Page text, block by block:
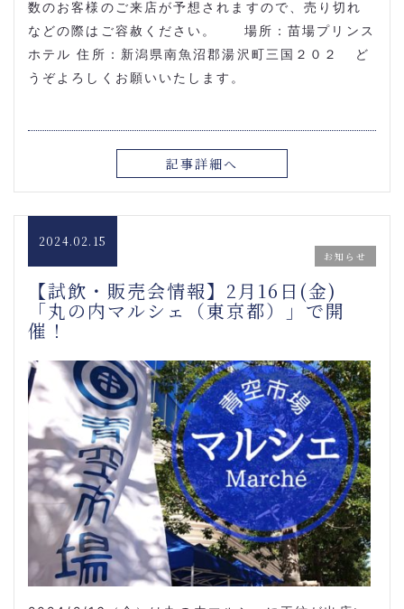
数のお客様のご来店が予想されますので、売り切れ
などの際はご容赦ください。 場所：苗場プリンス
ホテル 住所：新潟県南魚沼郡湯沢町三国２０２ ど
うぞよろしくお願いいたします。
記事詳細へ
2024.02.15
お知らせ
【試飲・販売会情報】2月16日(金)
「丸の内マルシェ（東京都）」で開
催！